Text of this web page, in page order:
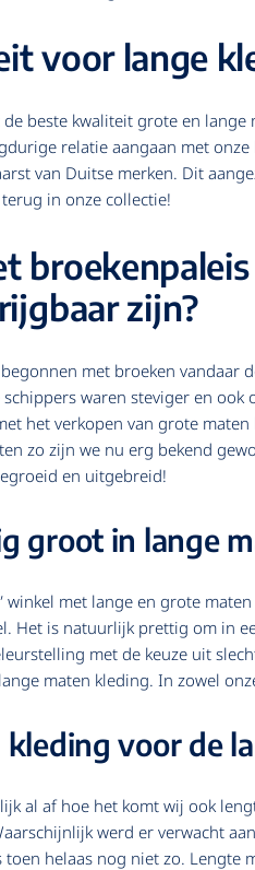
voor lange
beste kwaliteit grote en
relatie aangaan met
van Duitse merken. Dit
in onze collectie!
zijn?
met broeken vandaar
waren steviger en
het verkopen van grote
zo zijn we nu erg bekend
en uitgebreid!
groot in lange
winkel met lange en grote
Het is natuurlijk prettig om in
met de keuze uit
maten kleding. In zowel
voor de
al af hoe het komt wij ook
werd er verwacht
helaas nog niet zo.